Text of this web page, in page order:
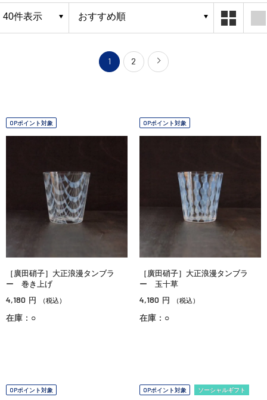
1 2
OPポイント対象
［廣田硝子］大正浪漫タンブラ
ー 巻き上げ
4,180 円 （税込）
在庫：○
OPポイント対象
［廣田硝子］大正浪漫タンブラ
ー 玉十草
4,180 円 （税込）
在庫：○
OPポイント対象 OPポイント対象 ソーシャルギフト